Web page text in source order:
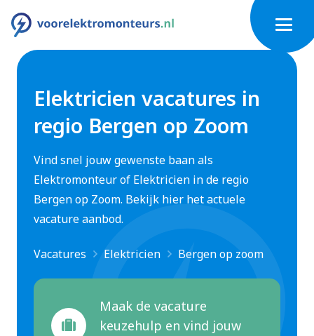
Elektricien vacatures in
regio Bergen op Zoom
Vind snel jouw gewenste baan als
Elektromonteur of Elektricien in de regio
Bergen op Zoom. Bekijk hier het actuele
vacature aanbod.
Vacatures Elektricien Bergen op zoom
Maak de vacature
keuzehulp en vind jouw